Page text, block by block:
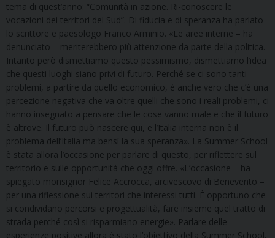
tema di quest’anno: “Comunità in azione. Ri-conoscere le
vocazioni dei territori del Sud”. Di fiducia e di speranza ha parlato
lo scrittore e paesologo Franco Arminio. «Le aree interne – ha
denunciato – meriterebbero più attenzione da parte della politica.
Intanto però dismettiamo questo pessimismo, dismettiamo l’idea
che questi luoghi siano privi di futuro. Perché se ci sono tanti
problemi, a partire da quello economico, è anche vero che c’è una
percezione negativa che va oltre quelli che sono i reali problemi, ci
hanno insegnato a pensare che le cose vanno male e che il futuro
è altrove. Il futuro può nascere qui, e l’Italia interna non è il
problema dell’Italia ma bensì la sua speranza». La Summer School
è stata allora l’occasione per parlare di questo, per riflettere sul
territorio e sulle opportunità che oggi offre. «L’occasione – ha
spiegato monsignor Felice Accrocca, arcivescovo di Benevento –
per una riflessione sui territori che interessi tutti. È opportuno che
si condividano percorsi e progettualità, fare insieme quel tratto di
strada perché così si risparmiano energie». Parlare delle
esperienze positive allora è stato l’obiettivo della Summer School,